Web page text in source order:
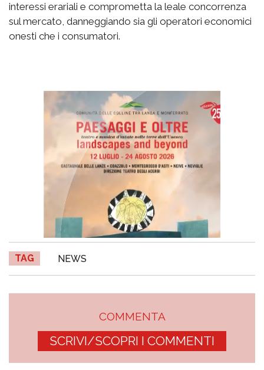
interessi erariali e comprometta la leale concorrenza
sul mercato, danneggiando sia gli operatori economici
onesti che i consumatori.
TAG NEWS
COMMENTA
SCRIVI/SCOPRI I COMMENTI